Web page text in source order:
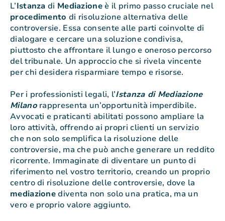
L’Istanza di Mediazioneè il primo passo cruciale nel
procedimento di risoluzione alternativa delle
controversie. Essa consente alle parti coinvolte di
dialogare e cercare una soluzione condivisa,
piuttosto che affrontare il lungo e oneroso percorso
del tribunale. Un approccio che si rivela vincente
per chi desidera risparmiare tempo e risorse.
Per i professionisti legali, l’Istanza di Mediazione
Milanorappresenta un’opportunità imperdibile.
Avvocati e praticanti abilitati possono ampliare la
loro attività, offrendo ai propri clienti un servizio
che non solo semplifica la risoluzione delle
controversie, ma che può anche generare un reddito
ricorrente. Immaginate di diventare un punto di
riferimento nel vostro territorio, creando un proprio
centro di risoluzione delle controversie, dove la
mediazionediventa non solo una pratica, ma un
vero e proprio valore aggiunto.